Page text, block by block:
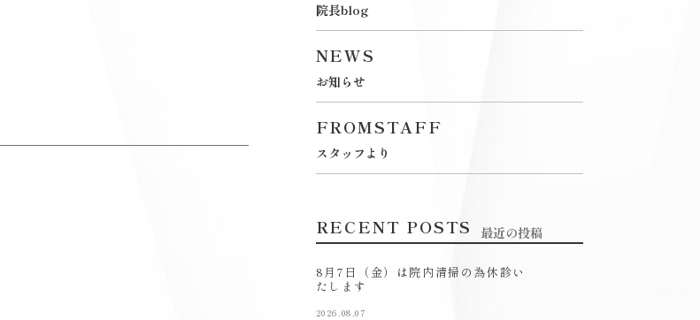
院長blog
NEWS
お知らせ
FROMSTAFF
スタッフより
RECENT POSTS 最近の投稿
8月7日（金）は院内清掃の為休診い
たします
2026.08.07